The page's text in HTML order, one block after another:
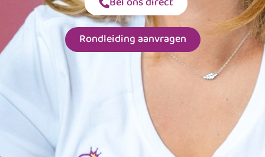
Rondleiding aanvragen